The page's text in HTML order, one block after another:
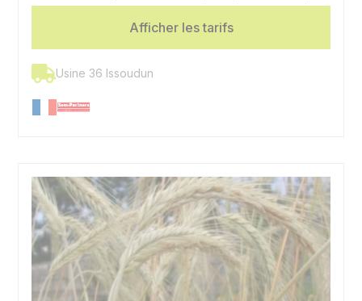
Afficher les tarifs
Usine 36 Issoudun